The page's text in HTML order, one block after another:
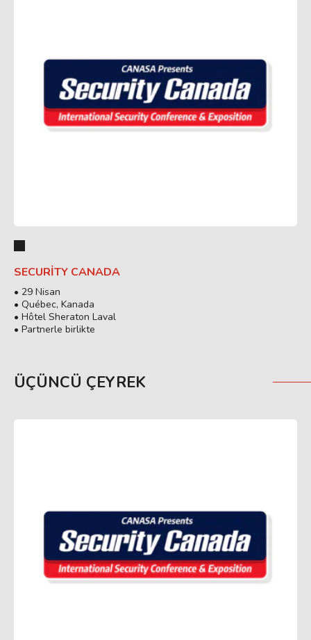
SECURITY CANADA
• 29 Nisan
• Québec, Kanada
• Hôtel Sheraton Laval
• Partnerle birlikte
ÜÇÜNCÜ ÇEYREK